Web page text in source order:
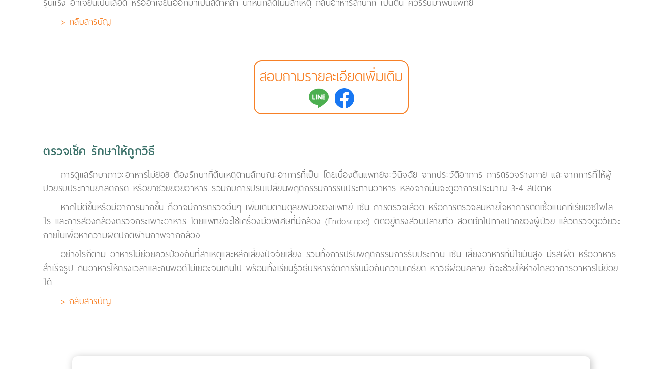
> กลับสารบัญ
สอบถามรายละเอียดเพิ่มเติม
ตรวจเช็ค รักษาให้ถูกวิธี
การดูแลรักษาภาวะอาหารไม่ย่อย ต้องรักษาที่ต้นเหตุตามลักษณะอาการที่เป็น โดยเบื้องต้นแพทย์จะวินิจฉัย จากประวัติอาการ การตรวจร่างกาย และจากการที่ให้ผู้
ป่วยรับประทานยาลดกรด หรือยาช่วยย่อยอาหาร ร่วมกับการปรับเปลี่ยนพฤติกรรมการรับประทานอาหาร หลังจากนั้นจะดูอาการประมาณ 3-4 สัปดาห์
หากไม่ดีขึ้นหรือมีอาการมากขึ้น ก็อาจมีการตรวจอื่นๆ เพิ่มเติมตามดุลยพินิจของแพทย์ เช่น การตรวจเลือด หรือการตรวจลมหายใจหาการติดเชื้อแบคทีเรียเอชไพโล
ไร และการส่องกล้องตรวจกระเพาะอาหาร โดยแพทย์จะใช้เครื่องมือพิเศษที่มีกล้อง (Endoscope) ติดอยู่ตรงส่วนปลายท่อ สอดเข้าไปทางปากของผู้ป่วย แล้วตรวจดูอวัยวะ
ภายในเพื่อหาความผิดปกติผ่านภาพจากกล้อง
อย่างไรก็ตาม อาหารไม่ย่อยควรป้องกันที่สาเหตุและหลีกเลี่ยงปัจจัยเสี่ยง รวมทั้งการปรับพฤติกรรมการรับประทาน เช่น เลี่ยงอาหารที่มีไขมันสูง มีรสเผ็ด หรืออาหาร
สำเร็จรูป กินอาหารให้ตรงเวลาและกินพอดีไม่เยอะจนเกินไป พร้อมทั้งเรียนรู้วิธีบริหารจัดการรับมือกับความเครียด หาวิธีผ่อนคลาย ก็จะช่วยให้ห่างไกลอาการอาหารไม่ย่อย
ได้
> กลับสารบัญ